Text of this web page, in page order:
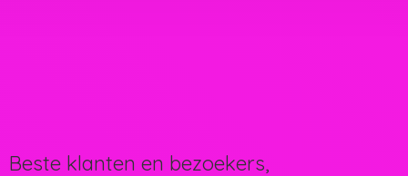
Beste klanten en bezoekers,